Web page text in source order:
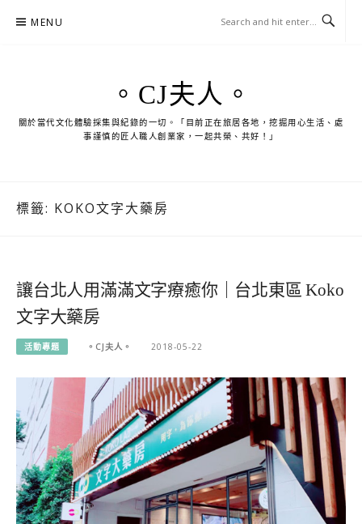
MENU
。CJ夫人。
關於當代文化體驗採集與紀錄的一切。「目前正在旅居各地，挖掘用心生活、處
事謹慎的匠人職人創業家，一起共榮、共好！」
標籤: KOKO文字大藥房
讓台北人用滿滿文字療癒你｜台北東區 Koko
文字大藥房
活動專題 。CJ夫人。 2018-05-22